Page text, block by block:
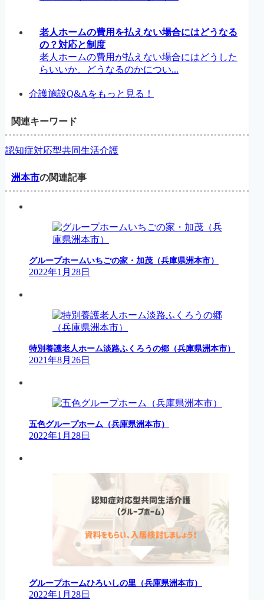
老人ホームの費用を払えない場合にはどうなる
の？対応と制度
老人ホームの費用が払えない場合にはどうした
らいいか、どうなるのかについ...
介護施設Q&Aをもっと見る！
関連キーワード
認知症対応型共同生活介護
洲本市の関連記事
グループホームいちごの家・加茂（兵庫県洲本市）
2022年1月28日
特別養護老人ホーム淡路ふくろうの郷（兵庫県洲本市）
2021年8月26日
五色グループホーム（兵庫県洲本市）
2022年1月28日
グループホームひろいしの里（兵庫県洲本市）
2022年1月28日